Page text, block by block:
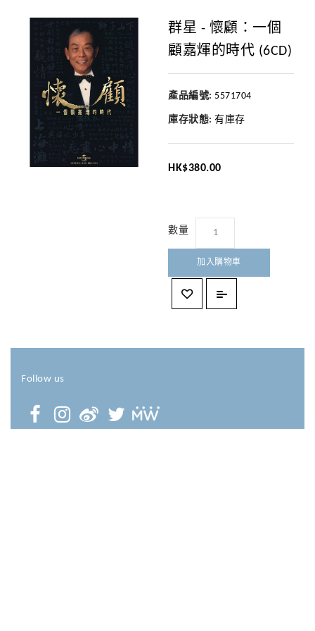
群星 - 懷顧：一個
顧嘉煇的時代 (6CD)
產品編號: 5571704
庫存狀態: 有庫存
HK$380.00
數量
加入購物車
Follow us